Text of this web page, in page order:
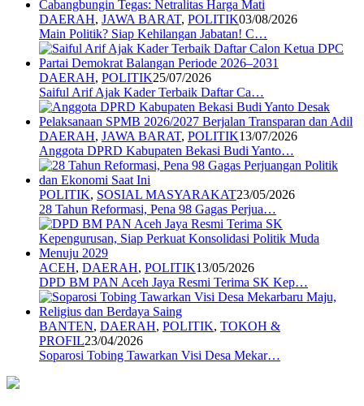
DAERAH, JAWA BARAT, POLITIK03/08/2026
Main Politik? Siap Kehilangan Jabatan! C…
DAERAH, POLITIK25/07/2026
Saiful Arif Ajak Kader Terbaik Daftar Ca…
DAERAH, JAWA BARAT, POLITIK13/07/2026
Anggota DPRD Kabupaten Bekasi Budi Yanto…
POLITIK, SOSIAL MASYARAKAT23/05/2026
28 Tahun Reformasi, Pena 98 Gagas Perjua…
ACEH, DAERAH, POLITIK13/05/2026
DPD BM PAN Aceh Jaya Resmi Terima SK Kep…
BANTEN, DAERAH, POLITIK, TOKOH &
PROFIL23/04/2026
Soparosi Tobing Tawarkan Visi Desa Mekar…